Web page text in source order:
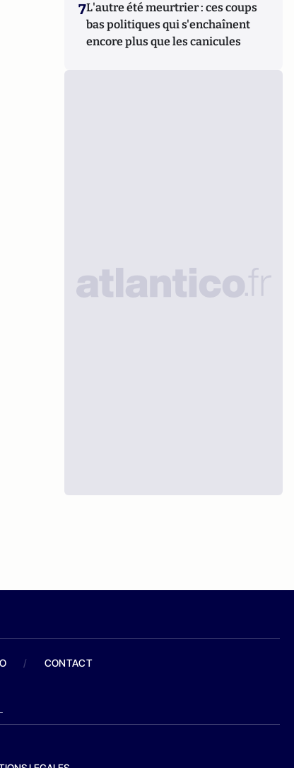
7L'autre été meurtrier : ces coups
bas politiques qui s'enchaînent
encore plus que les canicules
/ CONTACT